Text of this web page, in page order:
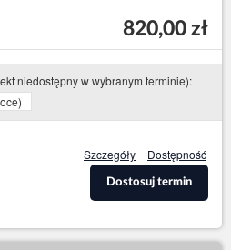
820,00 zł
niedostępny w wybranym terminie):
Szczegóły Dostępność
Dostosuj termin